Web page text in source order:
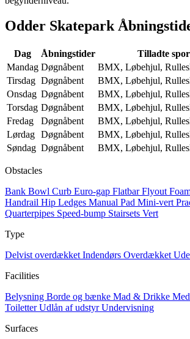
Odder Skatepark
Dag Åbningstider
Tilladte
Mandag Døgnåbent
BMX, Løbehjul,
Tirsdag Døgnåbent
BMX, Løbehjul,
Onsdag Døgnåbent
BMX, Løbehjul,
Torsdag Døgnåbent
BMX, Løbehjul,
Fredag
Døgnåbent
BMX, Løbehjul,
Lørdag Døgnåbent
BMX, Løbehjul,
Søndag Døgnåbent BMX, Løbehjul,
Obstacles
Bank Bowl Curb Euro-gap FlatbarFlyout
Handrail Hip Ledges Manual Pad Mini-vert
Quarterpipes Speed-bump Stairsets Vert
Type
Delvist overdækket Indendørs Overdækket
Facilities
Belysning Borde og bænke Mad & Drikke
ToiletterUdlån af udstyrUndervisning
Surfaces